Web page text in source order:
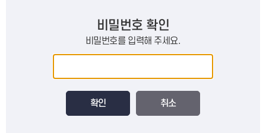
비밀번호 확인
비밀번호를 입력해 주세요.
확인 취소